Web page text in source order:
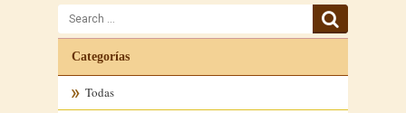
for
Categorías
Todas